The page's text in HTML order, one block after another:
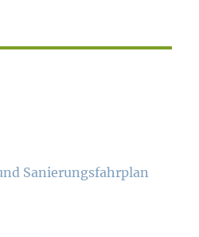
Sanierungsfahrplan